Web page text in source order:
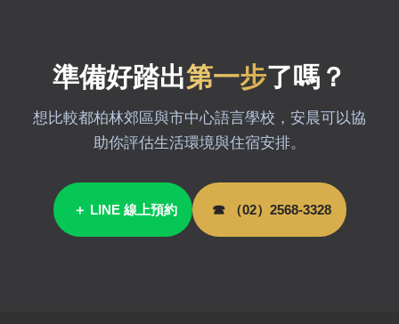
準備好踏出第一步了嗎？
想比較都柏林郊區與市中心語言學校，安晨可以協
助你評估生活環境與住宿安排。
＋ LINE 線上預約 ☎ （02）2568-3328